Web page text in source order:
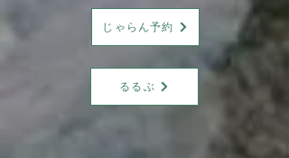
じゃらん予約
るるぶ